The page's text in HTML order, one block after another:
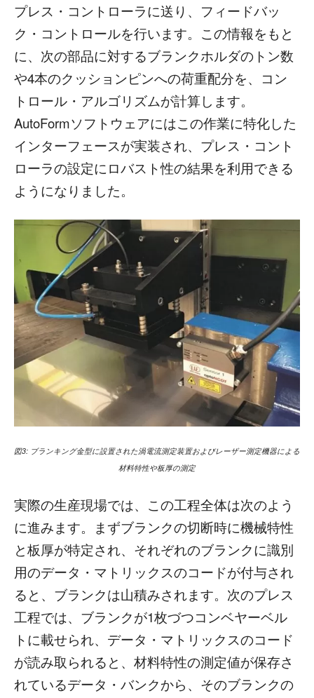
プレス・コントローラに送り、フィードバッ
ク・コントロールを行います。この情報をもと
に、次の部品に対するブランクホルダのトン数
や4本のクッションピンへの荷重配分を、コン
トロール・アルゴリズムが計算します。
AutoFormソフトウェアにはこの作業に特化した
インターフェースが実装され、プレス・コント
ローラの設定にロバスト性の結果を利用できる
ようになりました。
図3: ブランキング金型に設置された渦電流測定装置およびレーザー測定機器による
材料特性や板厚の測定
実際の生産現場では、この工程全体は次のよう
に進みます。まずブランクの切断時に機械特性
と板厚が特定され、それぞれのブランクに識別
用のデータ・マトリックスのコードが付与され
ると、ブランクは山積みされます。次のプレス
工程では、ブランクが1枚づつコンベヤーベル
トに載せられ、データ・マトリックスのコード
が読み取られると、材料特性の測定値が保存さ
れているデータ・バンクから、そのブランクの